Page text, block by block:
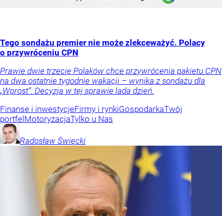
Tego sondażu premier nie może zlekceważyć. Polacy
o przywróceniu CPN
Prawie dwie trzecie Polaków chce przywrócenia pakietu CPN
na dwa ostatnie tygodnie wakacji – wynika z sondażu dla
„Wprost”. Decyzja w tej sprawie lada dzień.
Finanse i inwestycjeFirmy i rynkiGospodarkaTwój
portfel MotoryzacjaTylko u Nas
Radosław Święcki